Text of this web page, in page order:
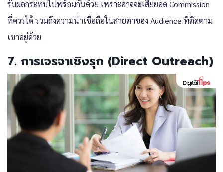
รับผลกระทบไปพร้อมกันด้วย เพราะอาจจะเสียยอด Commission
ที่ควรได้ รวมถึงความน่าเชื่อถือในสายตาของ Audience ที่ติดตาม
เขาอยู่ด้วย
7. การเจรจาเชิงรุก (Direct Outreach)